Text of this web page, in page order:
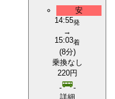
安
14:55発
→
15:03着
(8分)
乗換なし
220円
-
-
詳細